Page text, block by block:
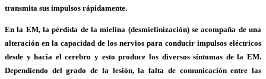
transmita sus impulsos rápidamente.
En la EM, la pérdida de la mielina (desmielinización) se acompaña de una
alteración en la capacidad de los nervios para conducir impulsos eléctricos
desde y hacia el cerebro y esto produce los diversos síntomas de la EM.
Dependiendo del grado de la lesión, la falta de comunicación entre las